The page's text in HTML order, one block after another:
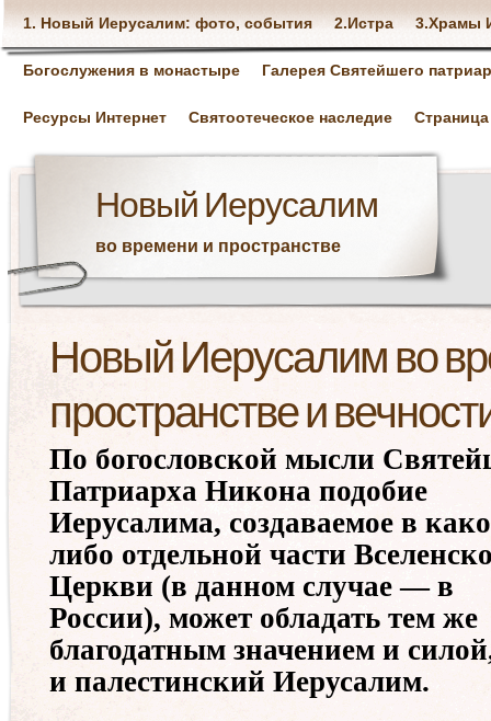
1. Новый Иерусалим: фото, события 2.Истра 3.Храмы
Богослужения в монастыре Галерея Святейшего
Ресурсы Интернет Святоотеческое наследие
Новый Иерусалим
во времени и пространстве
Новый Иерусалим во
пространстве и
По богословской мысли
Патриарха Никона подобие
Иерусалима, создаваемое в
либо отдельной части
Церкви (в данном случае — в
России), может обладать тем же
благодатным значением и
и палестинский Иерусалим.